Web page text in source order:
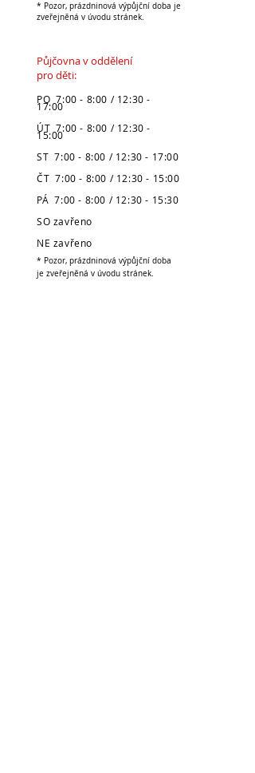
* Pozor, prázdninová výpůjční doba je
zveřejněná v úvodu stránek.
Půjčovna v oddělení
pro děti:
PO 7:00 - 8:00 / 12:30 -
17:00
ÚT 7:00 - 8:00 / 12:30 -
15:00
ST 7:00 - 8:00 / 12:30 - 17:00
ČT 7:00 - 8:00 / 12:30 - 15:00
PÁ 7:00 - 8:00 / 12:30 - 15:30
SO zavřeno
NE zavřeno
* Pozor, prázdninová výpůjční doba
je zveřejněná v úvodu stránek.